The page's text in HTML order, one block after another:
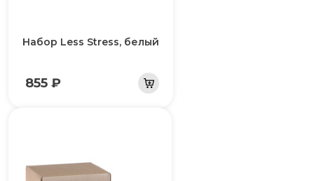
Набор Less Stress, белый
855 ₽